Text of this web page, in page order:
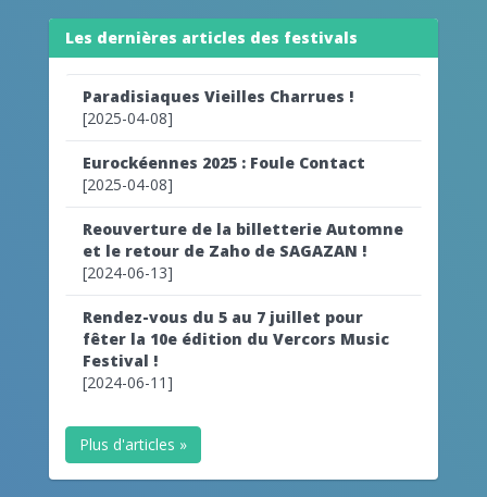
Les dernières articles des festivals
Paradisiaques Vieilles Charrues !
[2025-04-08]
Eurockéennes 2025 : Foule Contact
[2025-04-08]
Reouverture de la billetterie Automne
et le retour de Zaho de SAGAZAN !
[2024-06-13]
Rendez-vous du 5 au 7 juillet pour
fêter la 10e édition du Vercors Music
Festival !
[2024-06-11]
Plus d'articles »